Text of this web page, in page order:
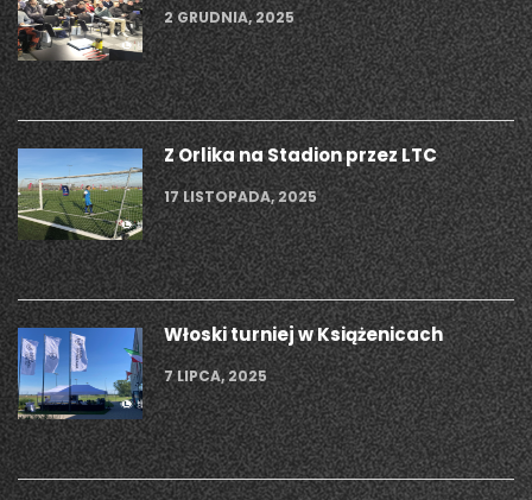
2 GRUDNIA, 2025
Z Orlika na Stadion przez LTC
17 LISTOPADA, 2025
Włoski turniej w Książenicach
7 LIPCA, 2025